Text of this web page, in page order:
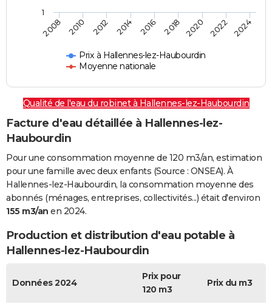
Prix à Hallennes-lez-Haubourdin
Moyenne nationale
2008 2010 2012 2014 2016 2018 2020 2022 2024
1
Qualité de l'eau du robinet à Hallennes-lez-Haubourdin
Facture d'eau détaillée à Hallennes-lez-
Haubourdin
Pour une consommation moyenne de 120 m3/an, estimation
pour une famille avec deux enfants (Source : ONSEA). À
Hallennes-lez-Haubourdin, la consommation moyenne des
abonnés (ménages, entreprises, collectivités...) était d'environ
155 m3/an en 2024.
Production et distribution d'eau potable à
Hallennes-lez-Haubourdin
Données 2024
Prix pour
120 m3
Prix du m3